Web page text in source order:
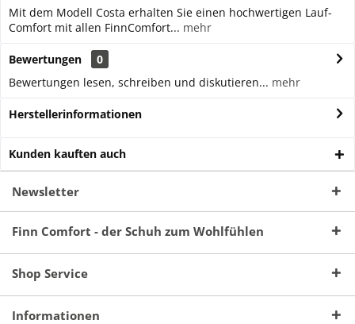
Mit dem Modell Costa erhalten Sie einen hochwertigen Lauf-
Comfort mit allen FinnComfort... mehr
Bewertungen
0
Bewertungen lesen, schreiben und diskutieren... mehr
Herstellerinformationen
Kunden kauften auch
Newsletter
Finn Comfort - der Schuh zum Wohlfühlen
Shop Service
Informationen